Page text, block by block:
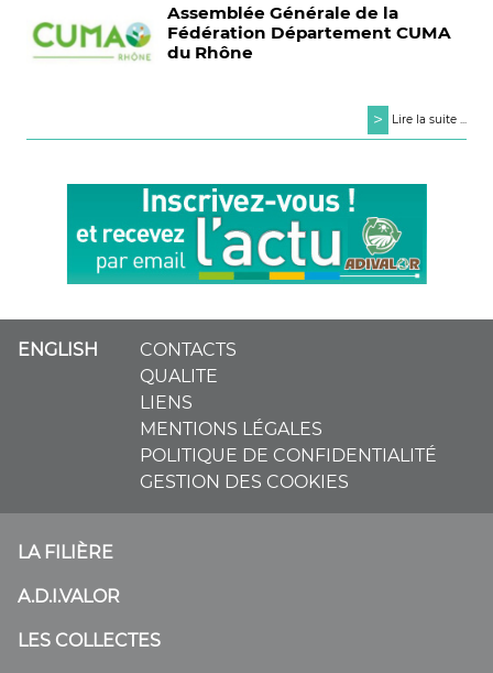
Assemblée Générale de la
Fédération Département CUMA
du Rhône
> Lire la suite ...
ENGLISH
CONTACTS
QUALITE
LIENS
MENTIONS LÉGALES
POLITIQUE DE CONFIDENTIALITÉ
GESTION DES COOKIES
LA FILIÈRE
A.D.I.VALOR
LES COLLECTES